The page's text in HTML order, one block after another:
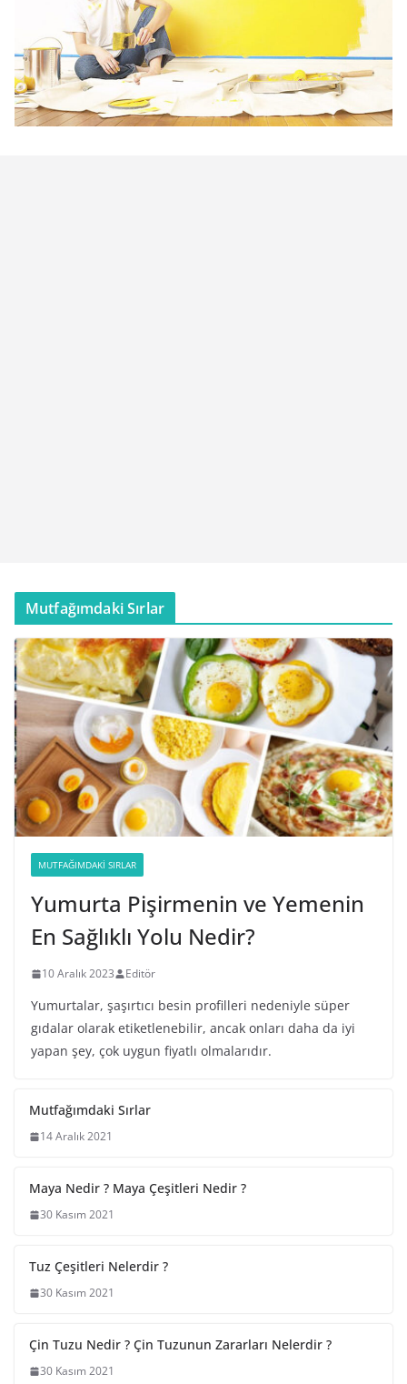
Mutfağımdaki Sırlar
MUTFAĞIMDAKI SIRLAR
Yumurta Pişirmenin ve Yemenin
En Sağlıklı Yolu Nedir?
10 Aralık 2023 Editör
Yumurtalar, şaşırtıcı besin profilleri nedeniyle süper
gıdalar olarak etiketlenebilir, ancak onları daha da iyi
yapan şey, çok uygun fiyatlı olmalarıdır.
Mutfağımdaki Sırlar
14 Aralık 2021
Maya Nedir ? Maya Çeşitleri Nedir ?
30 Kasım 2021
Tuz Çeşitleri Nelerdir ?
30 Kasım 2021
Çin Tuzu Nedir ? Çin Tuzunun Zararları Nelerdir ?
30 Kasım 2021